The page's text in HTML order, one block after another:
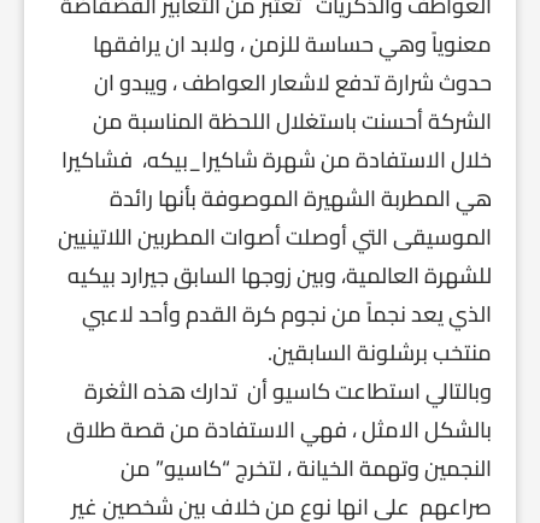
معنوياً وهي حساسة للزمن ، ولابد ان يرافقها
حدوث شرارة تدفع لاشعار العواطف ، ويبدو ان
الشركة أحسنت باستغلال اللحظة المناسبة من
خلال الاستفادة من شهرة شاكيرا_بيكه، فشاكيرا
هي المطربة الشهيرة الموصوفة بأنها رائدة
الموسيقى التي أوصلت أصوات المطربين اللاتينيين
للشهرة العالمية، وبين زوجها السابق جيرارد بيكيه
الذي يعد نجماً من نجوم كرة القدم وأحد لاعبي
منتخب برشلونة السابقين.
وبالتالي استطاعت كاسيو أن تدارك هذه الثغرة
بالشكل الامثل ، فهي الاستفادة من قصة طلاق
النجمين وتهمة الخيانة ، لتخرج “كاسيو” من
صراعهم على انها نوع من خلاف بين شخصين غير